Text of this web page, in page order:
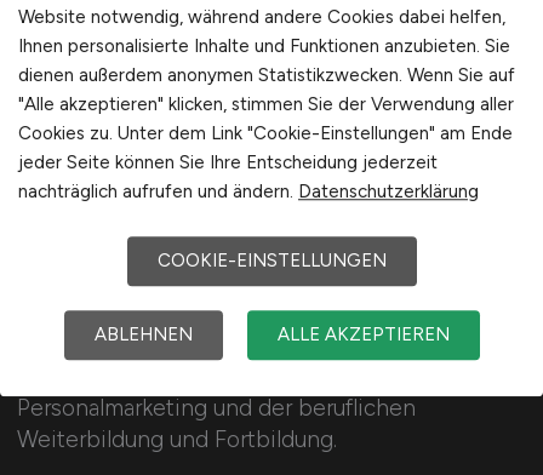
Europa
International
PERSONAL.JOBS
Personalmarketing und der beruflichen
Weiterbildung und Fortbildung.
Website notwendig, während andere Cookies dabei helfen,
Ihnen personalisierte Inhalte und Funktionen anzubieten. Sie
dienen außerdem anonymen Statistikzwecken. Wenn Sie auf
"Alle akzeptieren" klicken, stimmen Sie der Verwendung aller
Cookies zu. Unter dem Link "Cookie-Einstellungen" am Ende
jeder Seite können Sie Ihre Entscheidung jederzeit
nachträglich aufrufen und ändern. Datenschutzerklärung
COOKIE-EINSTELLUNGEN
ABLEHNEN ALLE AKZEPTIEREN